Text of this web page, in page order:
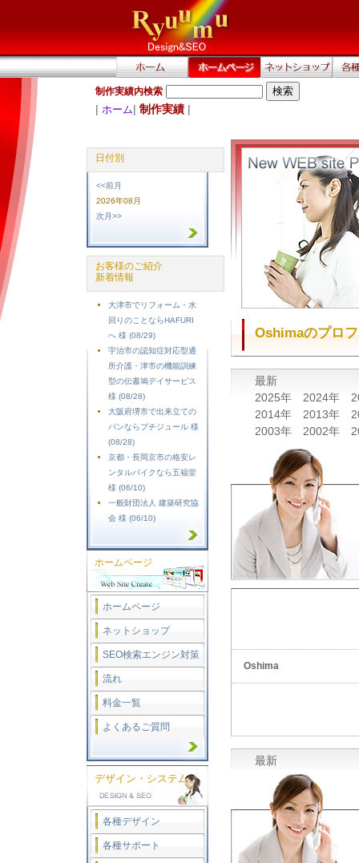
制作実績内検索
| ホーム| 制作実績 |
Oshimaのプロ
最新
2025年
2024年
2014年
2013年
2003年
2002年
Oshima
最新
日付別
<<前月
2026年08月
次月>>
お客様のご紹介
新着情報
大津市でリフォーム・水
回りのことならHAFURI
へ 様 (08/29)
宇治市の認知症対応型通
所介護・津市の機能訓練
型の伝書鳩デイサービス
様 (08/28)
大阪府堺市で出来立ての
パンならプチジュール 様
(08/28)
京都・長岡京市の格安レ
ンタルバイクなら五福堂
様 (06/10)
一般財団法人 建築研究協
会 様 (06/10)
ホームページ
ホームページ
ネットショップ
SEO検索エンジン対策
流れ
料金一覧
よくあるご質問
デザイン・システム
各種デザイン
各種サポート